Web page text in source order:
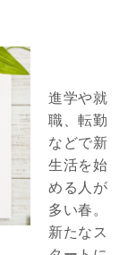
進学や就
職、転勤
などで新
生活を始
める人が
多い春。
新たなス